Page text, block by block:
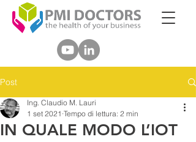
Post
IN QUALE MODO L’IOT
Ing. Claudio M. Lauri
1 set 2021 Tempo di lettura: 2 min